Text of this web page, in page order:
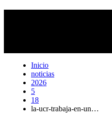
Inicio
noticias
2026
5
18
la-ucr-trabaja-en-un…